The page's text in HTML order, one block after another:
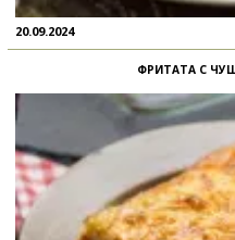
20.09.2024
ФРИТАТА С